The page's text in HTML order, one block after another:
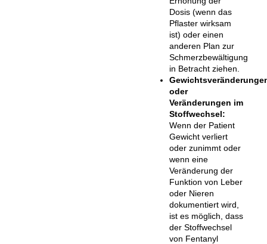
Dosis (wenn das
Pflaster wirksam
ist) oder einen
anderen Plan zur
Schmerzbewältigung
in Betracht ziehen.
oder
Veränderungen im
Stoffwechsel:
Wenn der Patient
Gewicht verliert
oder zunimmt oder
wenn eine
Veränderung der
Funktion von Leber
oder Nieren
dokumentiert wird,
ist es möglich, dass
der Stoffwechsel
von Fentanyl